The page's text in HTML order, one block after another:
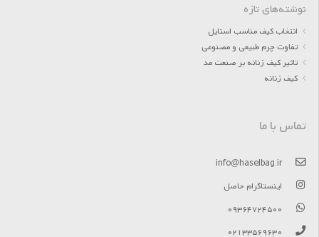
نوشته‌های تازه
انتخاب کیف مناسب استایل
تفاوت چرم طبیعی و مصنوعی
تاثیر کیف زنانه بر صنعت مد
کیف زنانه
تماس با ما
info@haselbag.ir
اینستاگرام حاصل
09364724500
02133569630